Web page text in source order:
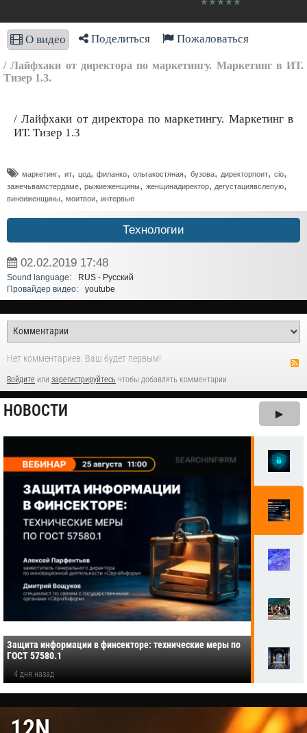
О видео Поделиться Пожаловаться
/ Лайфхаки от директора по маркетингу. Маркетинг в ИТ.
Тизер 1.3.
/ Лайфхаки от директора по маркетингу. Маркетинг в
ИТ. Тизер 1.3
маркетинг, ит, цод, филанко,ольгакостяная, бузова, директорпоит, cio,
зажечьвамстердаме,рыжиеженщины, женщинадиректор, дегустациявслепую,
виноиженщины, моитвои, интервью
Технологии
02.02.2019 17:48
Sound language:
RUS - Русский
Провайдер видео:
youtube
Нет комментариев. Ваш будет первым!
Войдите или зарегистрируйтесь чтобы добавлять комментарии
НОВОСТИ ▶
Защита информации в финсекторе: технические меры по
ГОСТ 57580.1
4 дня назад